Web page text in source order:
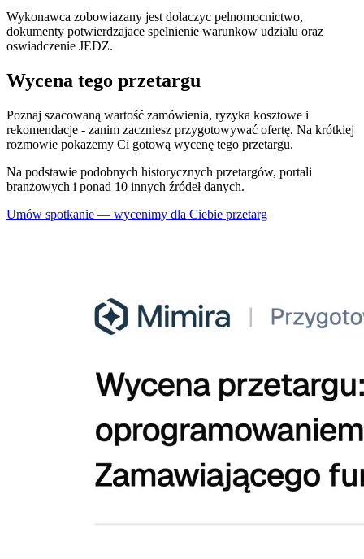
Wykonawca zobowiazany jest dolaczyc pelnomocnictwo,
dokumenty potwierdzajace spelnienie warunkow udzialu oraz
oswiadczenie JEDZ.
Wycena tego przetargu
Poznaj szacowaną wartość zamówienia, ryzyka kosztowe i
rekomendacje - zanim zaczniesz przygotowywać ofertę. Na krótkiej
rozmowie pokażemy Ci gotową wycenę tego przetargu.
Na podstawie podobnych historycznych przetargów, portali
branżowych i ponad 10 innych źródeł danych.
Umów spotkanie — wycenimy dla Ciebie przetarg